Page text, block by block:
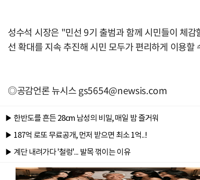
성수석 시장은 "민선 9기 출범과 함께 시민들이 체
선 확대를 지속 추진해 시민 모두가 편리하게 이용
◎공감언론 뉴시스gs5654@newsis.com